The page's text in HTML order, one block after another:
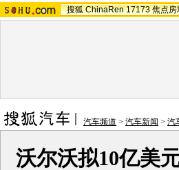
搜狐 ChinaRen 17173 焦点房
汽车频道 > 汽车新闻 > 汽
沃尔沃拟10亿美